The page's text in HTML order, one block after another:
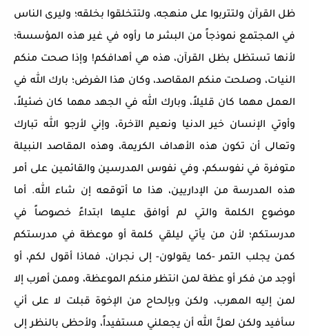
ظل القرآن ولتتربوا على منهجه، ولتتخلقوا بخلقه؛ وليرى الناس
في المجتمع نموذجاً من البشر ما رأوه في غير هذه المؤسسة؛
لأنها تستظل بظل القرآن، هذه هي أهدافكم! وإذا صحت منكم
النيات، وصلحت منكم المقاصد، وكان هذا الغرض؛ بارك الله في
العمل مهما كان قليلاً، وبارك الله في الجهد مهما كان ضئيلاً،
وأوتي الإنسان خير الدنيا ونعيم الآخرة، وإني لأرجو الله تبارك
وتعالى أن تكون هذه الأهداف الكريمة، وهذه المقاصد النبيلة
متوفرة في نفوسكم، وفي نفوس المدرسين والقائمين على أمر
هذه المدرسة من الإداريين، هذا ما أتوقعه إن شاء الله. أما
موضوع الكلمة والتي لم أوافق عليها ابتداءً خصوصاً في
مدرستكم؛ لأن من يأتي ليلقي كلمة أو موعظة في مدرستكم
كمن يجلب التمر -كما يقولون- إلى نجران، فماذا أقول لكم، أو
أوجد من فكر أو عظة لمن انتظر منكم الموعظة، وممن أهرب إلا
لمن إليه المهرب، ولكن وبإلحاح من الإخوة قبلت لا على أني
سأفيد ولكن لعلَّ الله أن يجعلني مستفيداً، ولأحظى بالنظر إلى